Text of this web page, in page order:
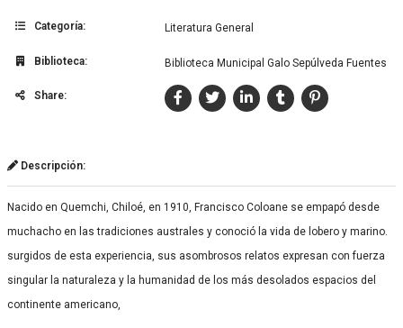
Categoría: Literatura General
Biblioteca: Biblioteca Municipal Galo Sepúlveda Fuentes
Share:
Descripción:
Nacido en Quemchi, Chiloé, en 1910, Francisco Coloane se empapó desde
muchacho en las tradiciones australes y conoció la vida de lobero y marino.
surgidos de esta experiencia, sus asombrosos relatos expresan con fuerza
singular la naturaleza y la humanidad de los más desolados espacios del
continente americano,